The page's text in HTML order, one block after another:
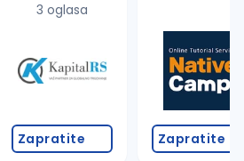
greške (koristite č, ć, š, đ,
filtere pretrage
3 oglasa
Zapratite Zapratite